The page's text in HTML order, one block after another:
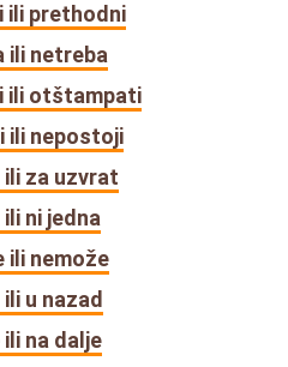
ili prethodni
ili netreba
ili otštampati
ili nepostoji
za uzvrat
ni jedna
ili nemože
u nazad
na dalje